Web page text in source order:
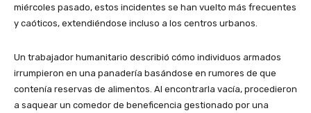
miércoles pasado, estos incidentes se han vuelto más frecuentes
y caóticos, extendiéndose incluso a los centros urbanos.
Un trabajador humanitario describió cómo individuos armados
irrumpieron en una panadería basándose en rumores de que
contenía reservas de alimentos. Al encontrarla vacía, procedieron
a saquear un comedor de beneficencia gestionado por una